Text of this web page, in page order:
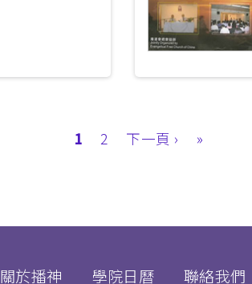
目
1 Page
2
下
下一頁 ›
Last
»
關於播神 學院日曆 聯絡我們